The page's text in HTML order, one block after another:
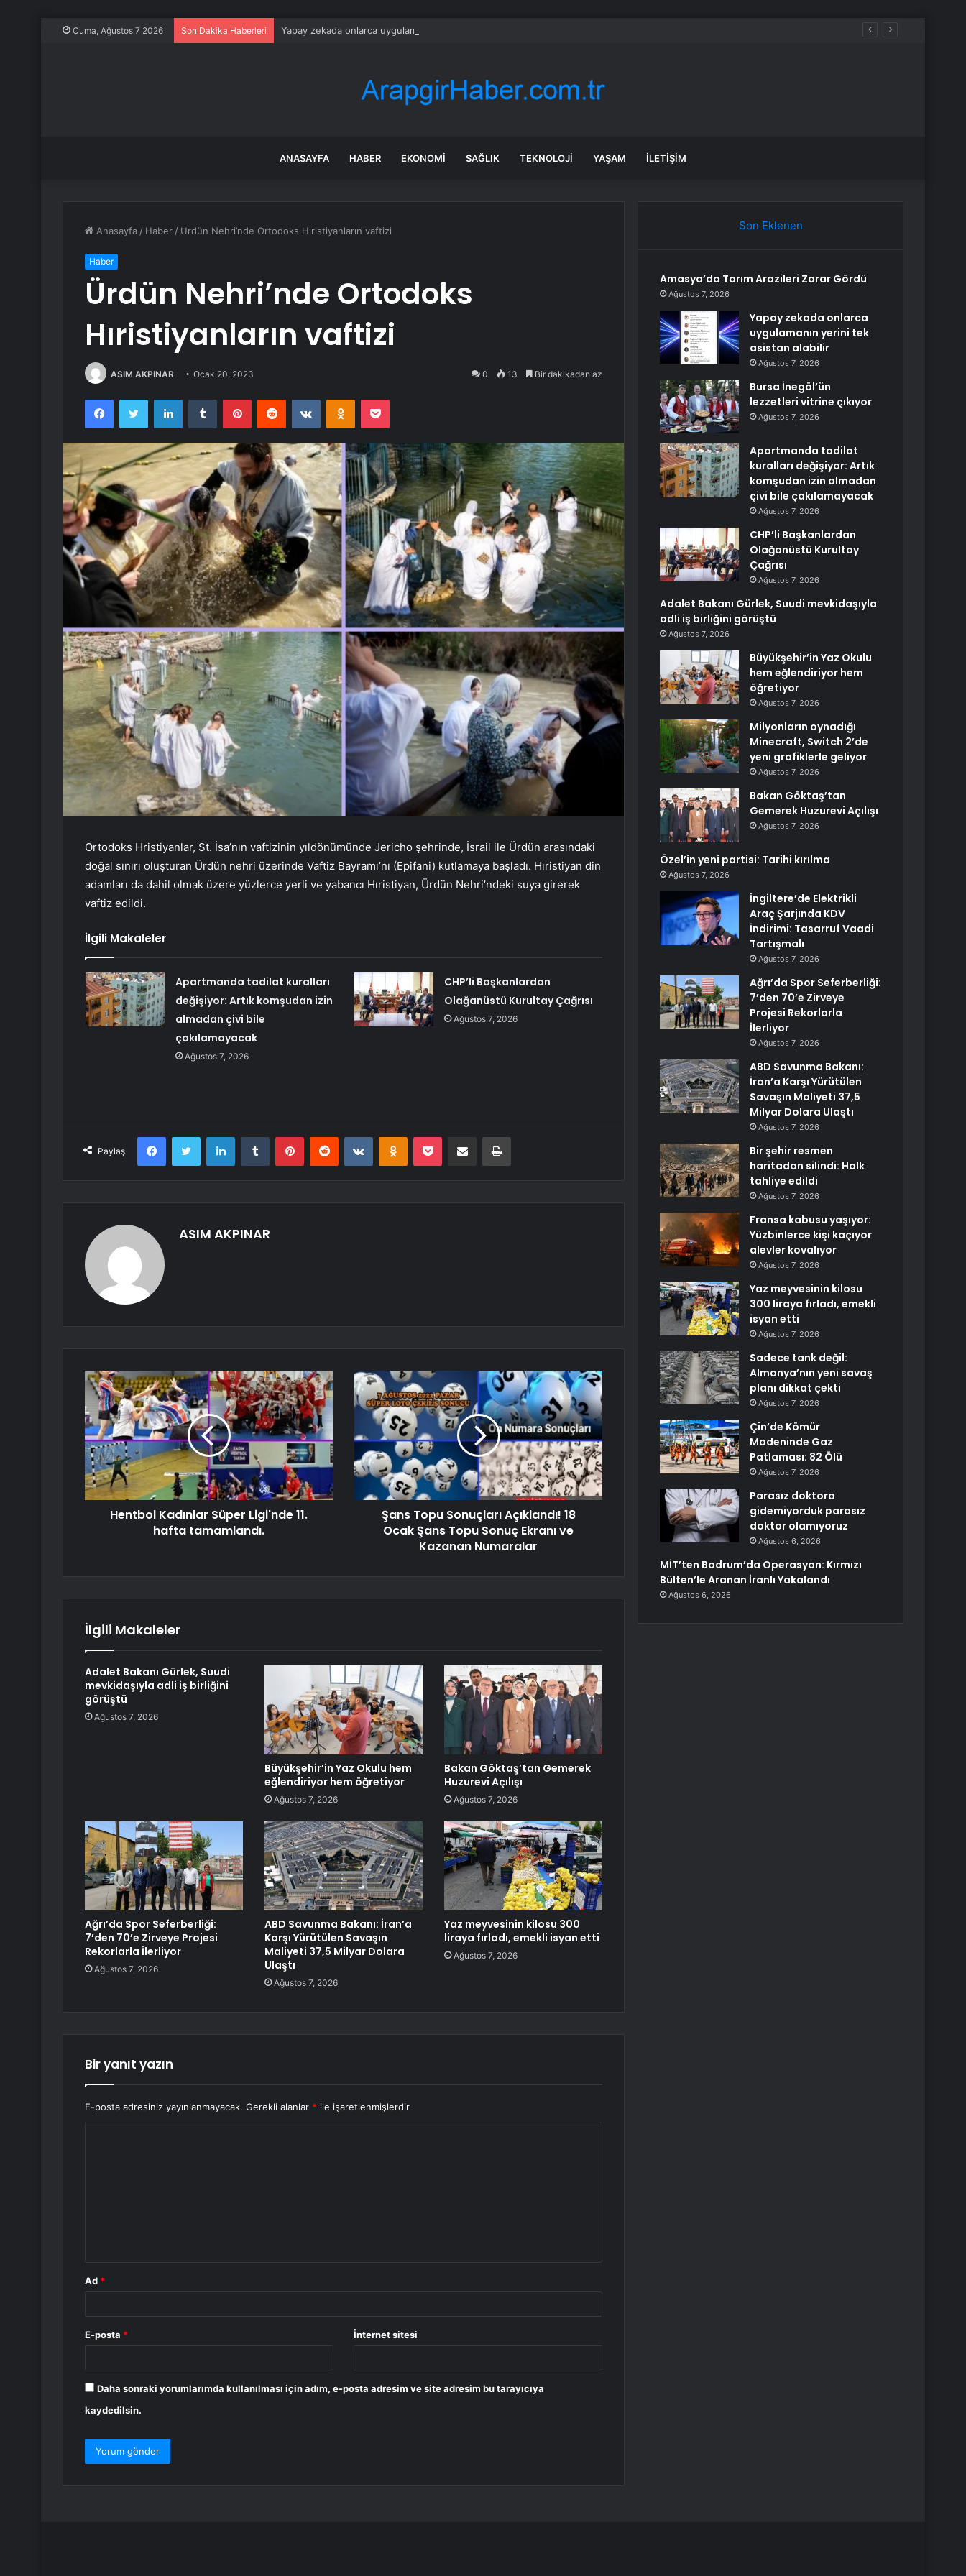
Cuma, Ağustos 7 2026 Son Dakika Haberleri Yapay zekada onlarca uygulamanın yerini tek asistan alabilir
ANASAYFA HABER EKONOMI SAĞLIK TEKNOLOJI YAŞAM İLETIŞIM
Anasayfa / Haber / Ürdün Nehri’nde Ortodoks Hıristiyanların vaftizi
Haber
Ürdün Nehri’nde Ortodoks
Hıristiyanların vaftizi
ASIM AKPINAR Ocak 20, 2023 0 13 Bir dakikadan az
FacebookTwitter LinkedInTumblr PinterestReddit VKontakteOdnoklassniki
Pocket
Ortodoks Hristiyanlar, St. İsa’nın vaftizinin yıldönümünde Jericho şehrinde, İsrail ile Ürdün arasındaki
doğal sınırı oluşturan Ürdün nehri üzerinde Vaftiz Bayramı’nı (Epifani) kutlamaya başladı. Hıristiyan din
adamları da dahil olmak üzere yüzlerce yerli ve yabancı Hıristiyan, Ürdün Nehri’ndeki suya girerek
vaftiz edildi.
İlgili Makaleler
Apartmanda tadilat kuralları
değişiyor: Artık komşudan izin
almadan çivi bile
çakılamayacak
Ağustos 7, 2026
CHP’li Başkanlardan
Olağanüstü Kurultay Çağrısı
Ağustos 7, 2026
Paylaş
FacebookTwitter LinkedInTumblr PinterestReddit VKontakteOdnoklassniki
Pocket E-Posta ile paylaş Yazdır
ASIM AKPINAR
Hentbol Kadınlar Süper Ligi'nde 11.
hafta tamamlandı.
Şans Topu Sonuçları Açıklandı! 18
Ocak Şans Topu Sonuç Ekranı ve
Kazanan Numaralar
İlgili Makaleler
Adalet Bakanı Gürlek, Suudi
mevkidaşıyla adli iş birliğini
görüştü
Ağustos 7, 2026
Büyükşehir’in Yaz Okulu hem
eğlendiriyor hem öğretiyor
Ağustos 7, 2026
Bakan Göktaş’tan Gemerek
Huzurevi Açılışı
Ağustos 7, 2026
Ağrı’da Spor Seferberliği:
7’den 70’e Zirveye Projesi
Rekorlarla İlerliyor
Ağustos 7, 2026
ABD Savunma Bakanı: İran’a
Karşı Yürütülen Savaşın
Maliyeti 37,5 Milyar Dolara
Ulaştı
Ağustos 7, 2026
Yaz meyvesinin kilosu 300
liraya fırladı, emekli isyan etti
Ağustos 7, 2026
Bir yanıt yazın
E-posta adresiniz yayınlanmayacak. Gerekli alanlar * ile işaretlenmişlerdir
Ad *
E-posta * İnternet sitesi
Daha sonraki yorumlarımda kullanılması için adım, e-posta adresim ve site adresim bu tarayıcıya
kaydedilsin.
Son Eklenen
Amasya’da Tarım Arazileri Zarar Gördü
Ağustos 7, 2026
Yapay zekada onlarca
uygulamanın yerini tek
asistan alabilir
Ağustos 7, 2026
Bursa İnegöl’ün
lezzetleri vitrine çıkıyor
Ağustos 7, 2026
Apartmanda tadilat
kuralları değişiyor: Artık
komşudan izin almadan
çivi bile çakılamayacak
Ağustos 7, 2026
CHP’li Başkanlardan
Olağanüstü Kurultay
Çağrısı
Ağustos 7, 2026
Adalet Bakanı Gürlek, Suudi mevkidaşıyla
adli iş birliğini görüştü
Ağustos 7, 2026
Büyükşehir’in Yaz Okulu
hem eğlendiriyor hem
öğretiyor
Ağustos 7, 2026
Milyonların oynadığı
Minecraft, Switch 2’de
yeni grafiklerle geliyor
Ağustos 7, 2026
Bakan Göktaş’tan
Gemerek Huzurevi Açılışı
Ağustos 7, 2026
Özel’in yeni partisi: Tarihi kırılma
Ağustos 7, 2026
İngiltere’de Elektrikli
Araç Şarjında KDV
İndirimi: Tasarruf Vaadi
Tartışmalı
Ağustos 7, 2026
Ağrı’da Spor Seferberliği:
7’den 70’e Zirveye
Projesi Rekorlarla
İlerliyor
Ağustos 7, 2026
ABD Savunma Bakanı:
İran’a Karşı Yürütülen
Savaşın Maliyeti 37,5
Milyar Dolara Ulaştı
Ağustos 7, 2026
Bir şehir resmen
haritadan silindi: Halk
tahliye edildi
Ağustos 7, 2026
Fransa kabusu yaşıyor:
Yüzbinlerce kişi kaçıyor
alevler kovalıyor
Ağustos 7, 2026
Yaz meyvesinin kilosu
300 liraya fırladı, emekli
isyan etti
Ağustos 7, 2026
Sadece tank değil:
Almanya’nın yeni savaş
planı dikkat çekti
Ağustos 7, 2026
Çin’de Kömür
Madeninde Gaz
Patlaması: 82 Ölü
Ağustos 7, 2026
Parasız doktora
gidemiyorduk parasız
doktor olamıyoruz
Ağustos 6, 2026
MİT’ten Bodrum’da Operasyon: Kırmızı
Bülten’le Aranan İranlı Yakalandı
Ağustos 6, 2026